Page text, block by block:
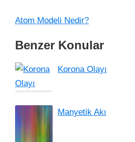
Atom Modeli Nedir?
Benzer Konular
Korona Olayı
Manyetik Akı